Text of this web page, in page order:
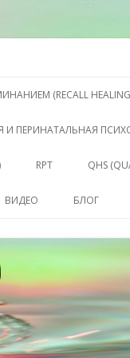
(RECALL
И ПЕРИНАТАЛЬНАЯ
RPT QHS
ВИДЕО БЛОГ